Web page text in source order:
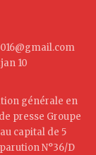
10
générale en
presse Groupe
capital de 5
N°36/D